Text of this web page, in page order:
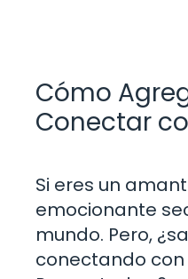
Cómo
Conectar
Si eres un
emocionante
mundo. Pero,
conectando